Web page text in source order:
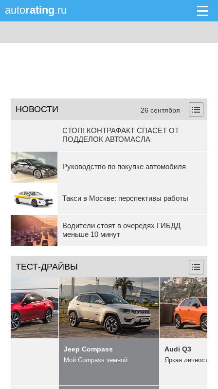
autorating.ru
НОВОСТИ 26 сентября
СТОП! КОНТРАФАКТ СПАСЕТ ОТ
ПОДДЕЛОК АВТОМАСЛА
Руководство по покупке автомобиля
Такси в Москве: перспективы работы
Водители стоят в очередях ГИБДД
меньше 10 минут
ТЕСТ-ДРАЙВЫ
Jeep Compass
Мой Compass земной
Audi Q3
Яркая личность